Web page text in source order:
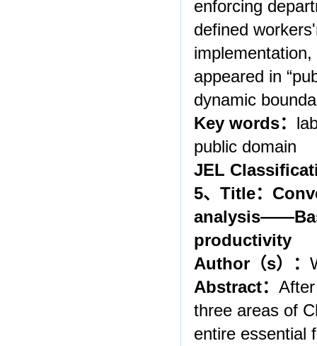
enforcing
defined
appeared in
dynamic
Key words：
public domain
JEL
5、 Title：
analysis――
productivity
Author （s）：
Abstract：
three areas of
entire essential